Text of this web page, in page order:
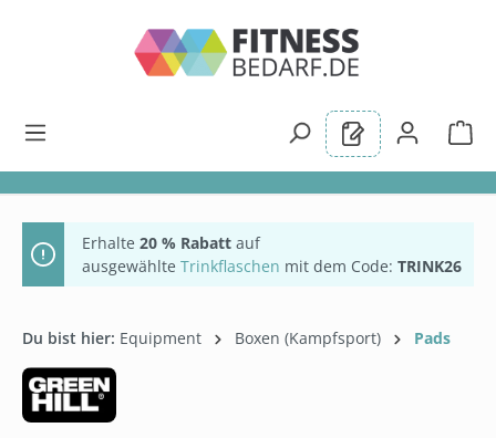
Erhalte 20 % Rabatt auf
ausgewählte Trinkflaschen mit dem Code: TRINK26
Du bist hier: Equipment Boxen (Kampfsport) Pads